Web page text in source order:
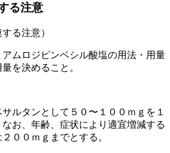
る注意
る注意）
ムロジピンベシル酸塩の用法・用量
を決めること。
ルタンとして５０〜１００ｍｇを１
お、年齢、症状により適宜増減する
００ｍｇまでとする。